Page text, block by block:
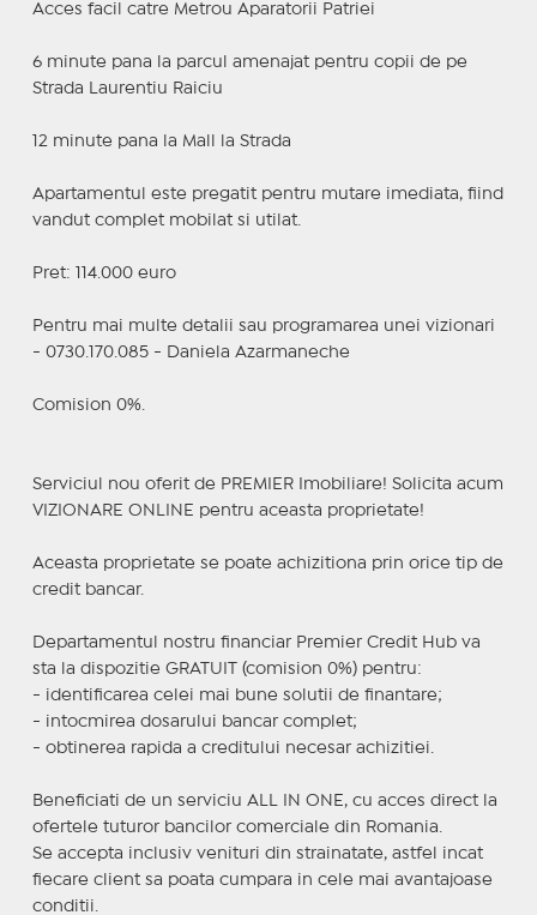
Acces facil catre Metrou Aparatorii Patriei
6 minute pana la parcul amenajat pentru copii de pe
Strada Laurentiu Raiciu
12 minute pana la Mall la Strada
Apartamentul este pregatit pentru mutare imediata, fiind
vandut complet mobilat si utilat.
Pret: 114.000 euro
Pentru mai multe detalii sau programarea unei vizionari
- 0730.170.085 - Daniela Azarmaneche
Comision 0%.
Serviciul nou oferit de PREMIER Imobiliare! Solicita acum
VIZIONARE ONLINE pentru aceasta proprietate!
Aceasta proprietate se poate achizitiona prin orice tip de
credit bancar.
Departamentul nostru financiar Premier Credit Hub va
sta la dispozitie GRATUIT (comision 0%) pentru:
- identificarea celei mai bune solutii de finantare;
- intocmirea dosarului bancar complet;
- obtinerea rapida a creditului necesar achizitiei.
Beneficiati de un serviciu ALL IN ONE, cu acces direct la
ofertele tuturor bancilor comerciale din Romania.
Se accepta inclusiv venituri din strainatate, astfel incat
fiecare client sa poata cumpara in cele mai avantajoase
conditii.